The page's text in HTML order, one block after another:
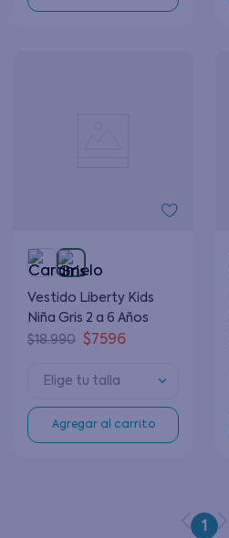
Vestido Liberty Kids
Niña Gris 2 a 6 Años
$18.990 $7596
Elige tu talla
Agregar al carrito
1